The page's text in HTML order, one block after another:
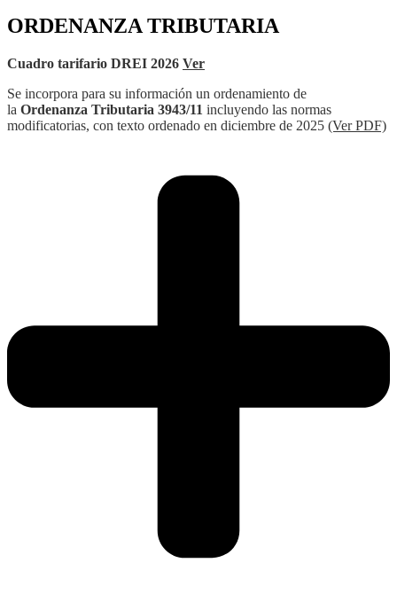
ORDENANZA TRIBUTARIA
Cuadro tarifario DREI 2026 Ver
Se incorpora para su información un ordenamiento de
la Ordenanza Tributaria 3943/11 incluyendo las normas
modificatorias, con texto ordenado en diciembre de 2025 (Ver PDF)